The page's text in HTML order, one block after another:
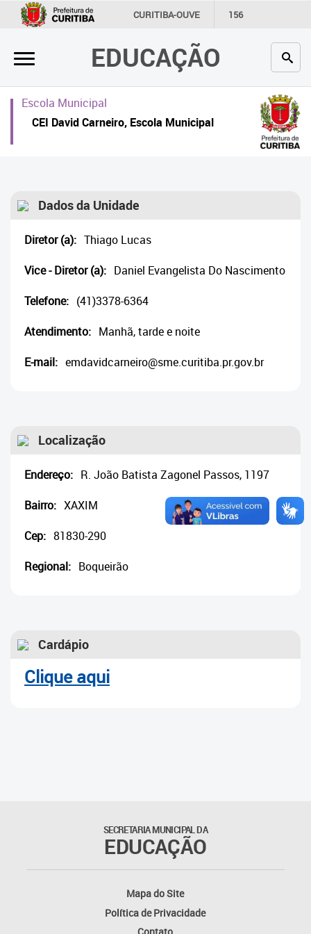
CURITIBA-OUVE 156
INFORMAÇÃO SECRETARIAS
EDUCAÇÃO
×
Inicial
Secretaria
Profissionais da educação
Contato
Links
Escola Municipal
CEI David Carneiro, Escola Municipal
Dados da Unidade
Diretor (a): Thiago Lucas
Vice - Diretor (a): Daniel Evangelista Do Nascimento
Telefone: (41)3378-6364
Atendimento: Manhã, tarde e noite
E-mail: emdavidcarneiro@sme.curitiba.pr.gov.br
Localização
Endereço: R. João Batista Zagonel Passos, 1197
Bairro: XAXIM
Cep: 81830-290
Regional: Boqueirão
Cardápio
Clique aqui
SECRETARIA MUNICIPAL DA
EDUCAÇÃO
Mapa do Site
Política de Privacidade